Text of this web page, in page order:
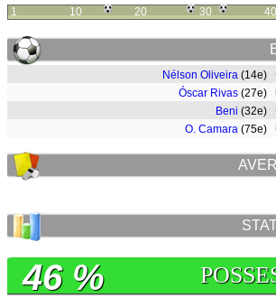
1 10 20 30 40
Nélson Oliveira (14e)
Óscar Rivas (27e)
Beni (32e)
O. Camara (75e)
46 %